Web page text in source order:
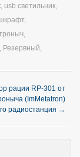
, usb светильник,
,
,
, Резервный,
рации RP-301 от
(ImMetatron)
радиостанция →